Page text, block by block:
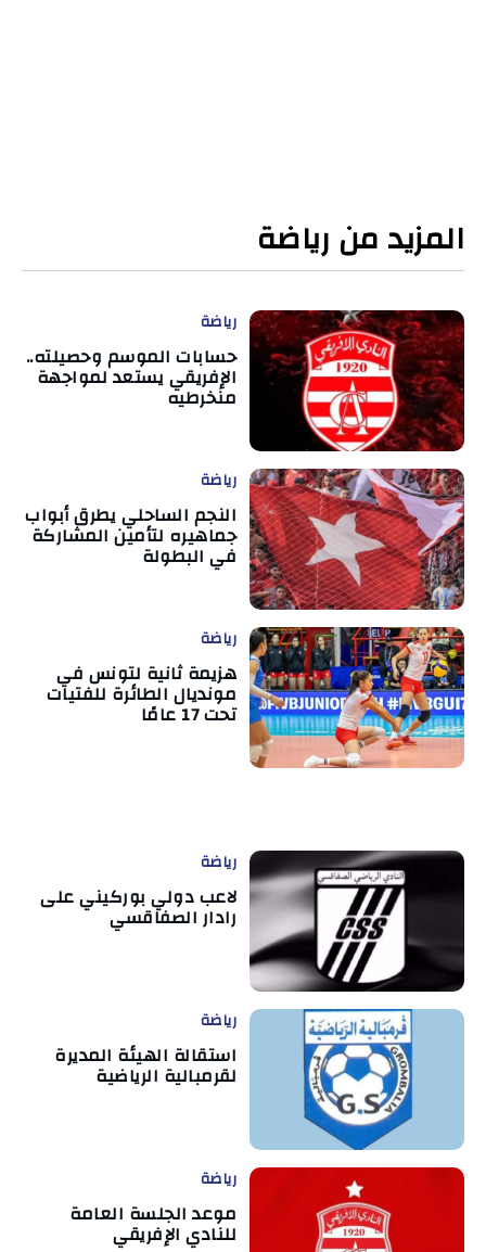
المزيد من رياضة
رياضة
حسابات الموسم وحصيلته..
الإفريقي يستعد لمواجهة
منخرطيه
رياضة
النجم الساحلي يطرق أبواب
جماهيره لتأمين المشاركة
في البطولة
رياضة
هزيمة ثانية لتونس في
مونديال الطائرة للفتيات
تحت 17 عامًا
رياضة
لاعب دولي بوركيني على
رادار الصفاقسي
رياضة
استقالة الهيئة المديرة
لقرمبالية الرياضية
رياضة
موعد الجلسة العامة
للنادي الإفريقي